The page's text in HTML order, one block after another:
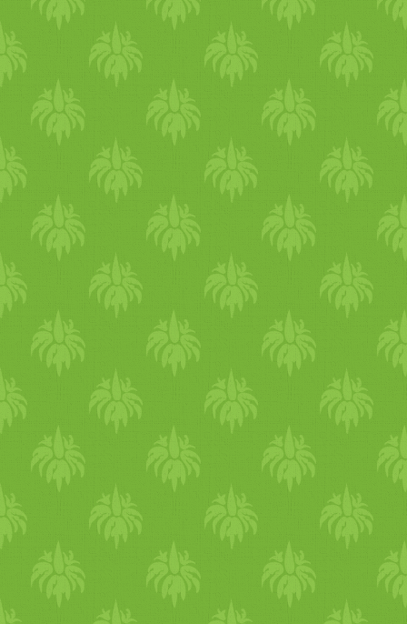
mindig alkalmazzuk a
triphalát, ami jól segíti a
bélrendszer tisztulást és
támogatja a szervezet
egészségét. A tisztítási
folyamatban a másik nagy
kedvencünk, amit mindig
ajánlunk, az emésztést
méregtelenítést támogató
rómaikömény, koriander és
édeskömény keverékéből.
Segít az emésztést
és csökkenteni a